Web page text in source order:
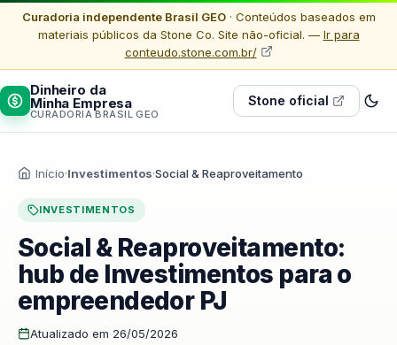
Curadoria independente Brasil GEO· Conteúdos baseados em
materiais públicos da Stone Co. Site não-oficial. — Ir para
conteudo.stone.com.br/
Dinheiro da
Minha Empresa
CURADORIA BRASIL GEO
Stone oficial
Início·Investimentos·Social & Reaproveitamento
INVESTIMENTOS
Social & Reaproveitamento:
hub de Investimentos para o
empreendedor PJ
Atualizado em 26/05/2026